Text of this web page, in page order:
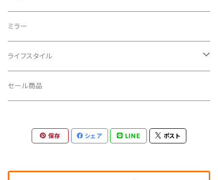
CROSS SECTION/クロスセクション
CLIK/クリック
CUSH CORE/クッシュコア
DEFEET/デフィート
DIXNA/ディズナ
輪行袋
輪行小物
バイクカバー
その他
ミラー
ライフスタイル
キャップ
アクセサリー
セール商品
保存 シェア LINE ポスト